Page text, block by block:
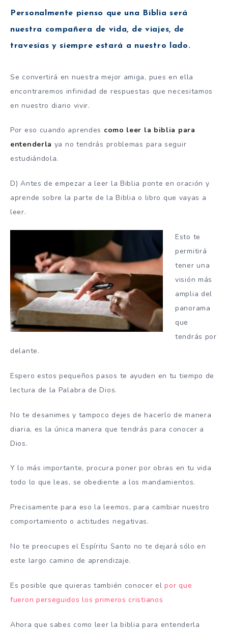
Personalmente pienso que una Biblia será
nuestra compañera de vida, de viajes, de
travesías y siempre estará a nuestro lado.
Se convertirá en nuestra mejor amiga, pues en ella
encontraremos infinidad de respuestas que necesitamos
en nuestro diario vivir.
Por eso cuando aprendes como leer la biblia para
entenderla ya no tendrás problemas para seguir
estudiándola.
D) Antes de empezar a leer la Biblia ponte en oración y
aprende sobre la parte de la Biblia o libro que vayas a
leer.
Esto te
permitirá
tener una
visión más
amplia del
panorama
que
tendrás por
delante.
Espero estos pequeños pasos te ayuden en tu tiempo de
lectura de la Palabra de Dios.
No te desanimes y tampoco dejes de hacerlo de manera
diaria, es la única manera que tendrás para conocer a
Dios.
Y lo más importante, procura poner por obras en tu vida
todo lo que leas, se obediente a los mandamientos.
Precisamente para eso la leemos, para cambiar nuestro
comportamiento o actitudes negativas.
No te preocupes el Espíritu Santo no te dejará sólo en
este largo camino de aprendizaje.
Es posible que quieras también conocer elpor que
fueron perseguidos los primeros cristianos
Ahora que sabes como leer la biblia para entenderla